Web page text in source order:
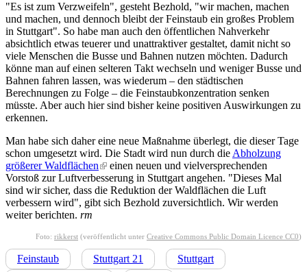
"Es ist zum Verzweifeln", gesteht Bezhold, "wir machen, machen
und machen, und dennoch bleibt der Feinstaub ein großes Problem
in Stuttgart". So habe man auch den öffentlichen Nahverkehr
absichtlich etwas teuerer und unattraktiver gestaltet, damit nicht so
viele Menschen die Busse und Bahnen nutzen möchten. Dadurch
könne man auf einen selteren Takt wechseln und weniger Busse und
Bahnen fahren lassen, was wiederum – den städtischen
Berechnungen zu Folge – die Feinstaubkonzentration senken
müsste. Aber auch hier sind bisher keine positiven Auswirkungen zu
erkennen.
Man habe sich daher eine neue Maßnahme überlegt, die dieser Tage
schon umgesetzt wird. Die Stadt wird nun durch die Abholzung
größerer Waldflächen(link is external)
einen neuen und vielversprechenden
Vorstoß zur Luftverbesserung in Stuttgart angehen. "Dieses Mal
sind wir sicher, dass die Reduktion der Waldflächen die Luft
verbessern wird", gibt sich Bezhold zuversichtlich. Wir werden
weiter berichten. rm
Foto: rikkerst (veröffentlicht unter Creative Commons Public Domain Licence CC0)
Feinstaub Stuttgart 21
Stuttgart